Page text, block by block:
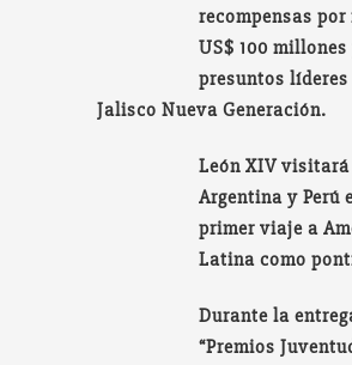
recompensas por
US$ 100
presuntos
Jalisco Nueva Generación.
León XIV
Argentina y Perú
primer viaje a
Latina como
Durante la
“Premios